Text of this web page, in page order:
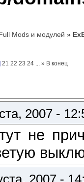
Mods и модулей »
21 22 23 24 ...» В конец
2007 -
не
2007 -